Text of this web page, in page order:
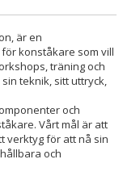
är en
konståkare som vill
träning och
teknik, sitt uttryck,
och
Vårt mål är att
verktyg för att nå sin
och